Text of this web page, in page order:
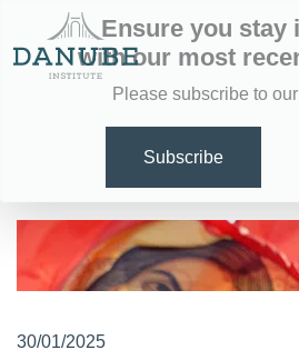
Ensure you stay
with our most
Please subscribe to
Subscribe
30/01/2025